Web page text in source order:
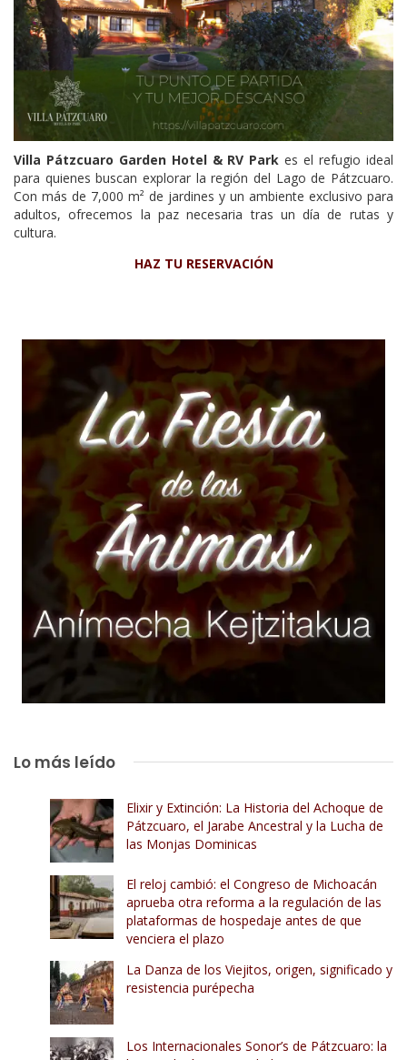
Villa Pátzcuaro Garden Hotel & RV Park es el refugio ideal
para quienes buscan explorar la región del Lago de Pátzcuaro.
Con más de 7,000 m² de jardines y un ambiente exclusivo para
adultos, ofrecemos la paz necesaria tras un día de rutas y
cultura.
HAZ TU RESERVACIÓN
Lo más leído
Elixir y Extinción: La Historia del Achoque de
Pátzcuaro, el Jarabe Ancestral y la Lucha de
las Monjas Dominicas
El reloj cambió: el Congreso de Michoacán
aprueba otra reforma a la regulación de las
plataformas de hospedaje antes de que
venciera el plazo
La Danza de los Viejitos, origen, significado y
resistencia purépecha
Los Internacionales Sonor’s de Pátzcuaro: la